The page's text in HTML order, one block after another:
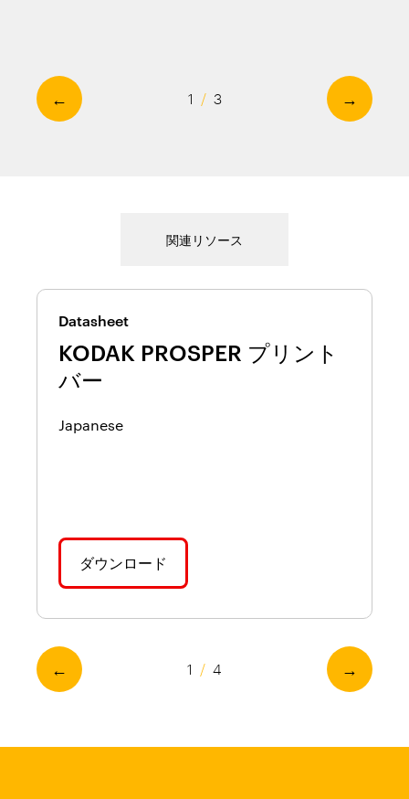
← →
1 / 3
関連リソース
Datasheet
KODAK PROSPER プリント
バー
Japanese
ダウンロード
← →
1 / 4